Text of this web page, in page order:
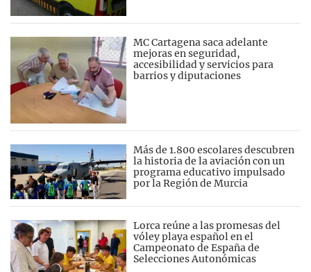
MC Cartagena saca adelante
mejoras en seguridad,
accesibilidad y servicios para
barrios y diputaciones
Más de 1.800 escolares descubren
la historia de la aviación con un
programa educativo impulsado
por la Región de Murcia
Lorca reúne a las promesas del
vóley playa español en el
Campeonato de España de
Selecciones Autonómicas